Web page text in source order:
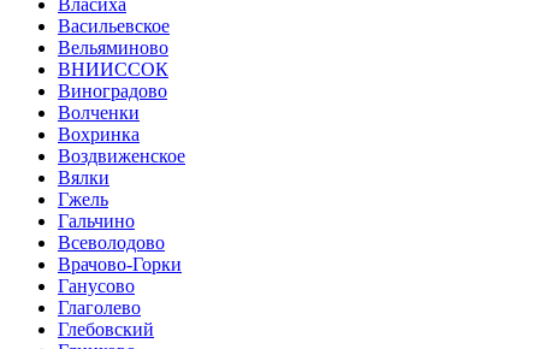
Васильевское
Вельяминово
ВНИИССОК
Виноградово
Волченки
Вохринка
Воздвиженское
Вялки
Гжель
Гальчино
Всеволодово
Врачово-Горки
Ганусово
Глаголево
Глебовский